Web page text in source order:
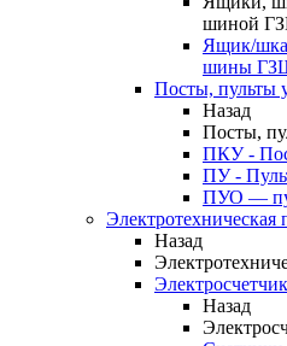
шиной
Ящик/
шины
Посты, пульты
Назад
Посты,
ПКУ -
ПУ -
ПУО —
Электротехническая
Назад
Назад